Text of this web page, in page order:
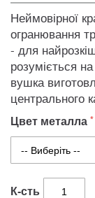
Неймовірної
огранювання
- для
розуміється
вушка
центрального
Цвет металла
К-сть